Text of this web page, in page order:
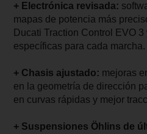
+ Electrónica revisada:
mapas de potencia más
Ducati Traction Control EVO
específicas para cada marcha.
+ Chasis ajustado: mejoras
en la geometría de dirección
en curvas rápidas y mejor
+ Suspensiones Öhlins de